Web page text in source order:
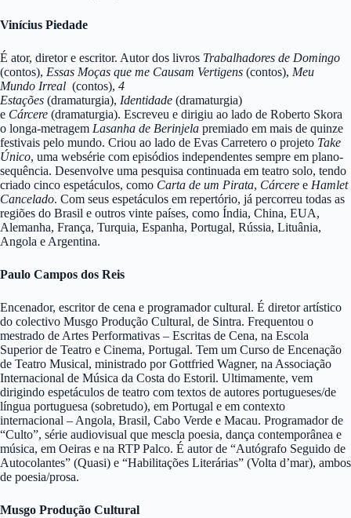
Vinícius Piedade
É ator, diretor e escritor. Autor dos livros Trabalhadores de Domingo
(contos), Essas Moças que me Causam Vertigens (contos), Meu
Mundo Irreal (contos), 4
Estações (dramaturgia), Identidade (dramaturgia)
e Cárcere (dramaturgia). Escreveu e dirigiu ao lado de Roberto Skora
o longa-metragem Lasanha de Berinjela premiado em mais de quinze
festivais pelo mundo. Criou ao lado de Evas Carretero o projeto Take
Único, uma websérie com episódios independentes sempre em plano-
sequência. Desenvolve uma pesquisa continuada em teatro solo, tendo
criado cinco espetáculos, como Carta de um Pirata, Cárcere e Hamlet
Cancelado. Com seus espetáculos em repertório, já percorreu todas as
regiões do Brasil e outros vinte países, como Índia, China, EUA,
Alemanha, França, Turquia, Espanha, Portugal, Rússia, Lituânia,
Angola e Argentina.
Paulo Campos dos Reis
Encenador, escritor de cena e programador cultural. É diretor artístico
do colectivo Musgo Produção Cultural, de Sintra. Frequentou o
mestrado de Artes Performativas – Escritas de Cena, na Escola
Superior de Teatro e Cinema, Portugal. Tem um Curso de Encenação
de Teatro Musical, ministrado por Gottfried Wagner, na Associação
Internacional de Música da Costa do Estoril. Ultimamente, vem
dirigindo espetáculos de teatro com textos de autores portugueses/de
língua portuguesa (sobretudo), em Portugal e em contexto
internacional – Angola, Brasil, Cabo Verde e Macau. Programador de
“Culto”, série audiovisual que mescla poesia, dança contemporânea e
música, em Oeiras e na RTP Palco. É autor de “Autógrafo Seguido de
Autocolantes” (Quasi) e “Habilitações Literárias” (Volta d’mar), ambos
de poesia/prosa.
Musgo Produção Cultural